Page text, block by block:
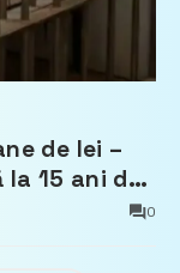
de lei –
15 ani de
0